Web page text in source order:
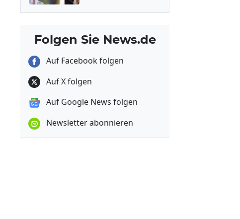
Folgen Sie News.de
Auf Facebook folgen
Auf X folgen
Auf Google News folgen
Newsletter abonnieren